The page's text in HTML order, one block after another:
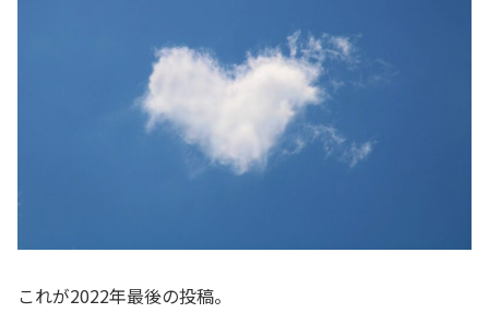
これが2022年最後の投稿。